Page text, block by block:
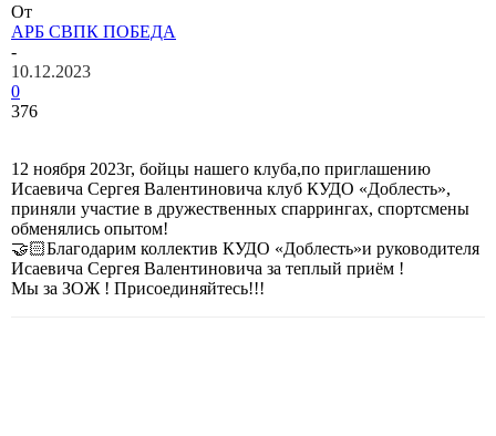
От
АРБ СВПК ПОБЕДА
-
10.12.2023
0
376
12 ноября 2023г, бойцы нашего клуба,по приглашению
Исаевича Сергея Валентиновича клуб КУДО «Доблесть»,
приняли участие в дружественных спаррингах, спортсмены
обменялись опытом!
🤝🏻Благодарим коллектив КУДО «Доблесть»и руководителя
Исаевича Сергея Валентиновича за теплый приём !
Мы за ЗОЖ ! Присоединяйтесь!!!